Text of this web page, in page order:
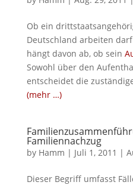
Ob ein
Deutschland arbeiten
hängt davon ab, ob sein
Sowohl über den
entscheidet die
(mehr …)
Familiennachzug
by Hamm | Juli 1, 2011 |
Dieser Begriff umfasst